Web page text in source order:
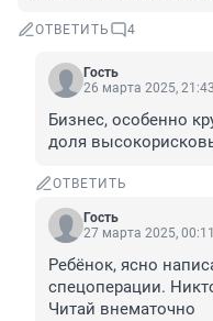
ОТВЕТИТЬ 4
Гость
26 марта 2025, 21:43
Бизнес, особенно
доля
ОТВЕТИТЬ
Гость
27 марта 2025, 00:11
Ребёнок, ясно
спецоперации.
Читай внематочно